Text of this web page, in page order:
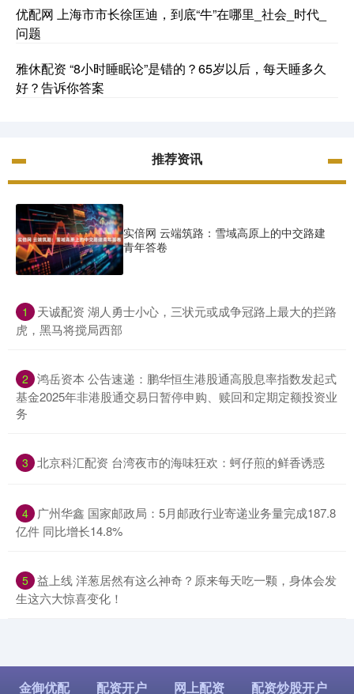
优配网 上海市市长徐匡迪，到底“牛”在哪里_社会_时代_
问题
雅休配资 “8小时睡眠论”是错的？65岁以后，每天睡多久
好？告诉你答案
推荐资讯
实倍网 云端筑路：雪域高原上的中交路建
青年答卷
1
​天诚配资 湖人勇士小心，三状元或成争冠路上最大的拦路
虎，黑马将搅局西部
2 ​鸿岳资本 公告速递：鹏华恒生港股通高股息率指数发起式
基金2025年非港股通交易日暂停申购、赎回和定期定额投资业
务
3 ​北京科汇配资 台湾夜市的海味狂欢：蚵仔煎的鲜香诱惑
4 ​广州华鑫 国家邮政局：5月邮政行业寄递业务量完成187.8
亿件 同比增长14.8%
5 ​益上线 洋葱居然有这么神奇？原来每天吃一颗，身体会发
生这六大惊喜变化！
金御优配 配资开户 网上配资 配资炒股开户